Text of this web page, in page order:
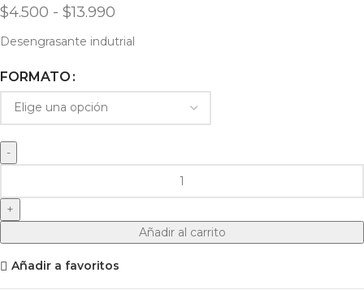
$4.500 - $13.990
Desengrasante indutrial
FORMATO
Añadir al carrito
Añadir a favoritos